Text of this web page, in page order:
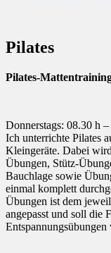
Pilates
Pilates-
Donnerstags: 08.30 h
Ich unterrichte Pilates
Kleingeräte. Dabei
Übungen, Stütz-
Bauchlage sowie
einmal komplett
Übungen ist dem
angepasst und soll die